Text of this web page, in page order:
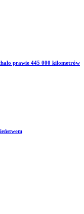
prawie 445 000 kilometrów